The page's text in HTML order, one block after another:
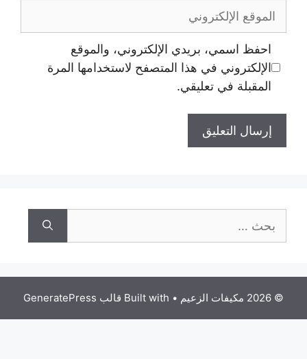
الموقع
الإلكتروني
احفظ اسمي، بريدي الإلكتروني، والموقع
الإلكتروني في هذا المتصفح لاستخدامها المرة
المقبلة في تعليقي.
• Built with قالب GeneratePress